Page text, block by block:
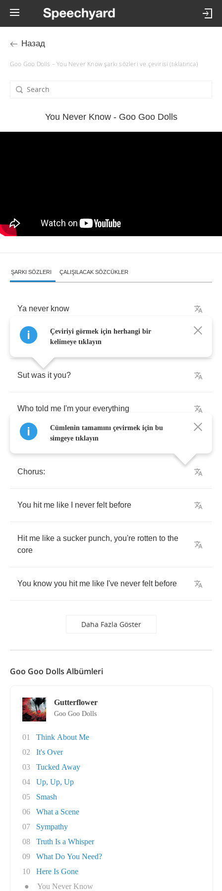
Назад
Goo Goo Dolls – You Never Know şarkı sözleri ve çevirisi (tıklatınca)
You Never Know - Goo Goo Dolls
ŞARKI SÖZLERI ÇALIŞILACAK SÖZCÜKLER
Ya never know
Some folks thinkthe world
Sut was it you?
Who told me I'm your everything
Chorus:
You hit me like never felt before
Hit me like a sucker punch, you're rotten to the
core
You know you hit me like I've never felt before
Daha Fazla Göster
Çeviriyi görmek için herhangi bir
kelimeye tıklayın
Cümlenin tamamını çevirmek için bu
simgeye tıklayın
Goo Goo Dolls Albümleri
Gutterflower
Goo Goo Dolls
01
Think About Me
02
It's Over
03
Tucked Away
04
Up, Up, Up
05
Smash
06
What a Scene
07
Sympathy
08
Truth Is a Whisper
09
What Do You Need?
10
Here Is Gone
●
You Never Know